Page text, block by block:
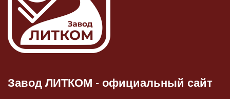
Завод ЛИТКОМ -официальный сайт